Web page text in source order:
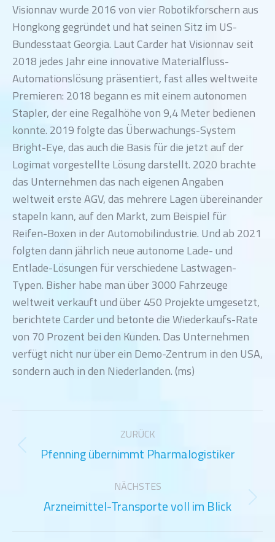
Visionnav wurde 2016 von vier Robotikforschern aus
Hongkong gegründet und hat seinen Sitz im US-
Bundesstaat Georgia. Laut Carder hat Visionnav seit
2018 jedes Jahr eine innovative Materialfluss-
Automationslösung präsentiert, fast alles weltweite
Premieren: 2018 begann es mit einem autonomen
Stapler, der eine Regalhöhe von 9,4 Meter bedienen
konnte. 2019 folgte das Überwachungs-System
Bright-Eye, das auch die Basis für die jetzt auf der
Logimat vorgestellte Lösung darstellt. 2020 brachte
das Unternehmen das nach eigenen Angaben
weltweit erste AGV, das mehrere Lagen übereinander
stapeln kann, auf den Markt, zum Beispiel für
Reifen-Boxen in der Automobilindustrie. Und ab 2021
folgten dann jährlich neue autonome Lade- und
Entlade-Lösungen für verschiedene Lastwagen-
Typen. Bisher habe man über 3000 Fahrzeuge
weltweit verkauft und über 450 Projekte umgesetzt,
berichtete Carder und betonte die Wiederkaufs-Rate
von 70 Prozent bei den Kunden. Das Unternehmen
verfügt nicht nur über ein Demo-Zentrum in den USA,
sondern auch in den Niederlanden. (ms)
Kommentarnavigation
ZURÜCK
Vorheriger
Pfenning übernimmt Pharmalogistiker
NÄCHSTES
Nächster
Arzneimittel-Transporte voll im Blick